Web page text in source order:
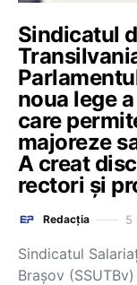
Sindicatul
noua lege
care
majoreze
A creat
rectori și
Redacția 5
Sindicatul
Brașov